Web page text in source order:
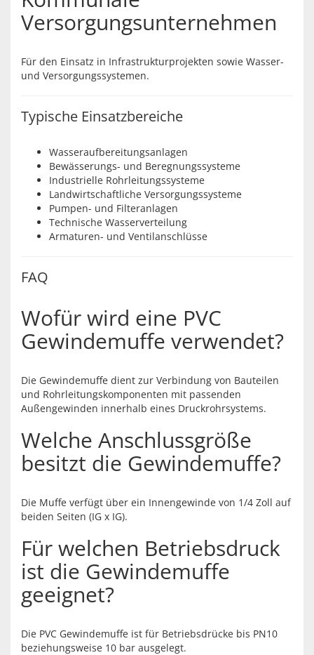
Versorgungsunternehmen
Für den Einsatz in Infrastrukturprojekten sowie Wasser-
und Versorgungssystemen.
Typische Einsatzbereiche
Wasseraufbereitungsanlagen
Bewässerungs- und Beregnungssysteme
Industrielle Rohrleitungssysteme
Landwirtschaftliche Versorgungssysteme
Pumpen- und Filteranlagen
Technische Wasserverteilung
Armaturen- und Ventilanschlüsse
FAQ
Wofür wird eine PVC
Gewindemuffe verwendet?
Die Gewindemuffe dient zur Verbindung von Bauteilen
und Rohrleitungskomponenten mit passenden
Außengewinden innerhalb eines Druckrohrsystems.
Welche Anschlussgröße
besitzt die Gewindemuffe?
Die Muffe verfügt über ein Innengewinde von 1/4 Zoll auf
beiden Seiten (IG x IG).
Für welchen Betriebsdruck
ist die Gewindemuffe
geeignet?
Die PVC Gewindemuffe ist für Betriebsdrücke bis PN10
beziehungsweise 10 bar ausgelegt.